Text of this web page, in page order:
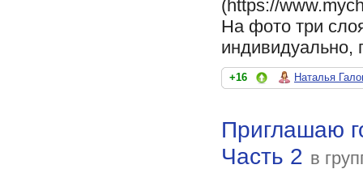
(https://
На фото три
+16 Наталья
Приглашаю
Часть 2 в